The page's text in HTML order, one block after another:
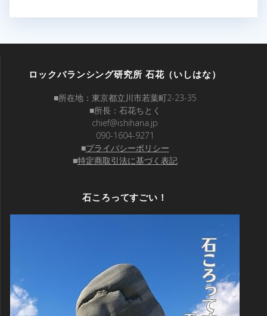
ロックバランシング研究所 石花（いしはな）
■所在地：東京都立川市若葉町2-23-35
■所長：石花ちとく
chief@ishihana.jp
090-1604-9271
■プライバシーポリシー
■特定商取引法に基づく表記
石ころってすごい！